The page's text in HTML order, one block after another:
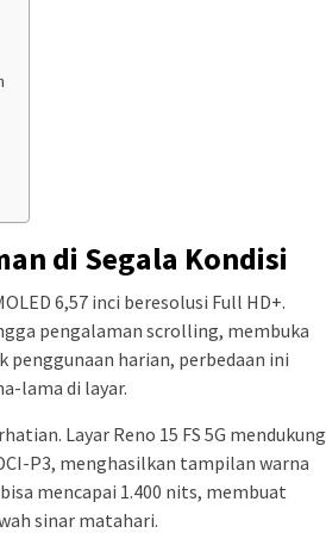
di Segala Kondisi
6,57 inci beresolusi Full HD+.
pengalaman scrolling, membuka
harian, perbedaan ini
lama di layar.
Layar Reno 15 FS 5G mendukung
P3, menghasilkan tampilan warna
mencapai 1.400 nits, membuat
sinar matahari.